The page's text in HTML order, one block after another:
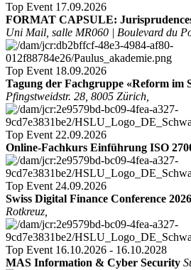
Top Event 17.09.2026
FORMAT CAPSULE:
Uni Mail, salle MR060 | Boulevard du
Top Event 18.09.2026
Tagung der Fachgruppe «Reform im
Pfingstweidstr. 28, 8005 Zürich,
Top Event 22.09.2026
Online-Fachkurs Einführung ISO
Top Event 24.09.2026
Swiss Digital Finance Conference 2026
Rotkreuz,
Top Event 16.10.2026 - 16.10.2028
MAS Information & Cyber Security